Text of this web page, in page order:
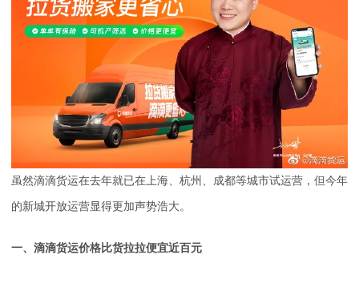
虽然滴滴货运在去年就已在上海、杭州、成都等城市试运营，但今年
的新城开放运营显得更加声势浩大。
一、滴滴货运价格比货拉拉便宜近百元